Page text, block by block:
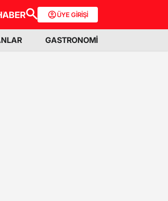
ÜYE GİRİŞİ
GASTRONOMİ